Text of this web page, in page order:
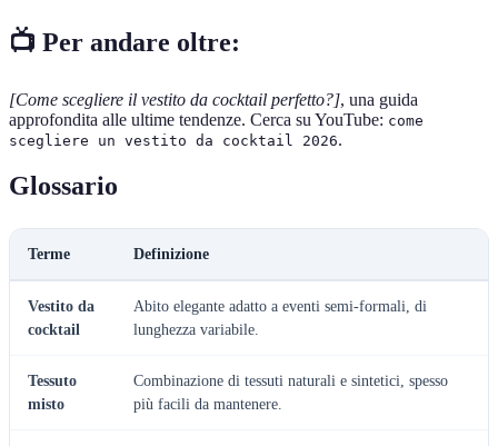
📺 Per andare oltre:
[Come scegliere il vestito da cocktail perfetto?], una guida
approfondita alle ultime tendenze. Cerca su YouTube: come
scegliere un vestito da cocktail 2026.
Glossario
Terme Definizione
Vestito da
cocktail
Abito elegante adatto a eventi semi-formali, di
lunghezza variabile.
Tessuto
misto
Combinazione di tessuti naturali e sintetici, spesso
più facili da mantenere.